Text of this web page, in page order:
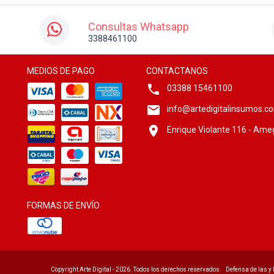
Consultas Whatsapp
3388461100
MEDIOS DE PAGO
FORMAS DE ENVÍO
CONTACTANOS
03388 15461100
Enrique Violante 116 -
Copyright Arte Digital - 2026. Todos los derechos reservados. Defensa de las